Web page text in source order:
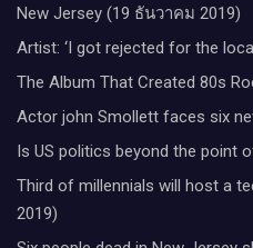
New Jersey (19 ธันวาคม 2019)
Artist: ‘I got rejected for the
The Album That Created 80s
Actor john Smollett faces six
Is US politics beyond the point
Third of millennials will host a
2019)